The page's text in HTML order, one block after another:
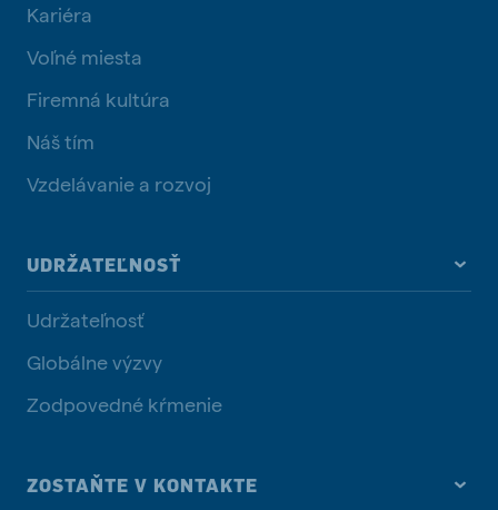
Kariéra
Voľné miesta
Firemná kultúra
Náš tím
Vzdelávanie a rozvoj
UDRŽATEĽNOSŤ
Udržateľnosť
Globálne výzvy
Zodpovedné kŕmenie
ZOSTAŇTE V KONTAKTE